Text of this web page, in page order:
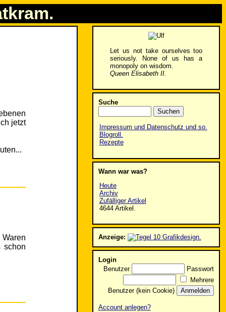
jetzt
schon
Let us not take ourselves too
seriously. None of us has a
monopoly on wisdom.
Queen Elisabeth II.
Suche
Impressum und Datenschutz und so.
Blogroll.
Rezepte
Wann war was?
Heute
Archiv
Zufälliger Artikel
4644 Artikel.
Anzeige:
Login
Benutzer
Passwort
Mehrere
Benutzer (kein Cookie)
Account anlegen?